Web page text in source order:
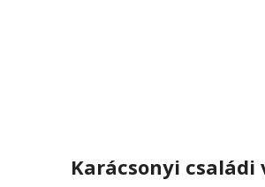
Karácsonyi családi